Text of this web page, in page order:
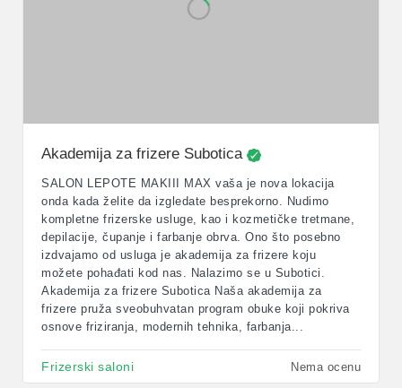
Akademija za frizere Subotica
SALON LEPOTE MAKIII MAX vaša je nova lokacija
onda kada želite da izgledate besprekorno. Nudimo
kompletne frizerske usluge, kao i kozmetičke tretmane,
depilacije, čupanje i farbanje obrva. Ono što posebno
izdvajamo od usluga je akademija za frizere koju
možete pohađati kod nas. Nalazimo se u Subotici.
Akademija za frizere Subotica Naša akademija za
frizere pruža sveobuhvatan program obuke koji pokriva
osnove friziranja, modernih tehnika, farbanja...
Frizerski saloni Nema ocenu